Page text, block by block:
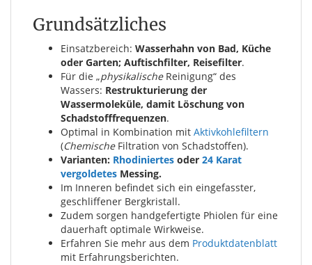
Grundsätzliches
Einsatzbereich: Wasserhahn von Bad, Küche
oder Garten; Auftischfilter, Reisefilter.
Für die „physikalischeReinigung“ des
Wassers: Restrukturierung der
Wassermoleküle, damit Löschung von
Schadstofffrequenzen.
Optimal in Kombination mit Aktivkohlefiltern
(ChemischeFiltration von Schadstoffen).
Varianten: Rhodiniertes oder 24 Karat
vergoldetes Messing.
Im Inneren befindet sich ein eingefasster,
geschliffener Bergkristall.
Zudem sorgen handgefertigte Phiolen für eine
dauerhaft optimale Wirkweise.
Erfahren Sie mehr aus dem Produktdatenblatt
mit Erfahrungsberichten.